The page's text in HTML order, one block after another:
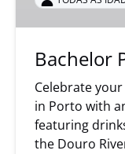
Bachelor
Celebrate
in Porto with
featuring
the Douro